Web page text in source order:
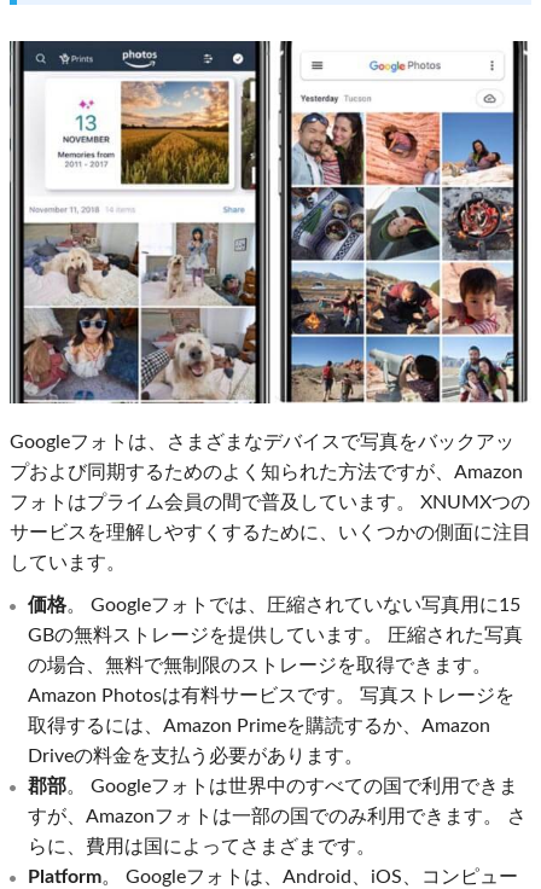
Googleフォトは、さまざまなデバイスで写真をバックアッ
プおよび同期するためのよく知られた方法ですが、Amazon
フォトはプライム会員の間で普及しています。 XNUMXつの
サービスを理解しやすくするために、いくつかの側面に注目
しています。
価格。 Googleフォトでは、圧縮されていない写真用に15
GBの無料ストレージを提供しています。 圧縮された写真
の場合、無料で無制限のストレージを取得できます。
Amazon Photosは有料サービスです。 写真ストレージを
取得するには、Amazon Primeを購読するか、Amazon
Driveの料金を支払う必要があります。
郡部。 Googleフォトは世界中のすべての国で利用できま
すが、Amazonフォトは一部の国でのみ利用できます。 さ
らに、費用は国によってさまざまです。
Platform。 Googleフォトは、Android、iOS、コンピュー